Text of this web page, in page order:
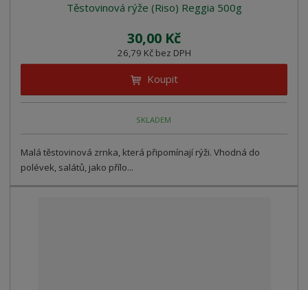
Těstovinová rýže (Riso) Reggia 500g
30,00 Kč
26,79 Kč bez DPH
Koupit
SKLADEM
Malá těstovinová zrnka, která připomínají rýži. Vhodná do
polévek, salátů, jako přílo...